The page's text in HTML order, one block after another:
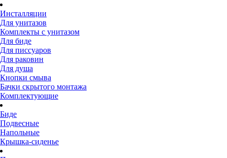
Инсталляции
Для унитазов
Комплекты с унитазом
Для биде
Для писсуаров
Для раковин
Для душа
Кнопки смыва
Бачки скрытого монтажа
Комплектующие
Биде
Подвесные
Напольные
Крышка-сиденье